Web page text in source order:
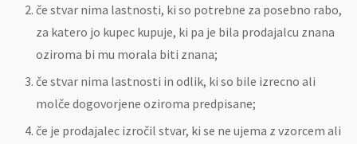
če stvar nima lastnosti, ki so potrebne za posebno rabo,
za katero jo kupec kupuje, ki pa je bila prodajalcu znana
oziroma bi mu morala biti znana;
če stvar nima lastnosti in odlik, ki so bile izrecno ali
molče dogovorjene oziroma predpisane;
če je prodajalec izročil stvar, ki se ne ujema z vzorcem ali